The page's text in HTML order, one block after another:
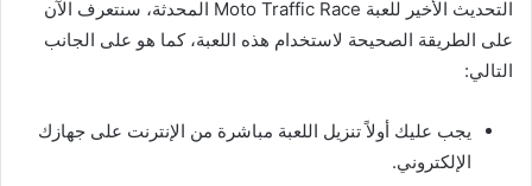
التحديث الأخير للعبة Moto Traffic Race المحدثة، سنتعرف الآن
على الطريقة الصحيحة لاستخدام هذه اللعبة، كما هو على الجانب
التالي:
يجب عليك أولاً تنزيل اللعبة مباشرة من الإنترنت على جهازك
الإلكتروني.